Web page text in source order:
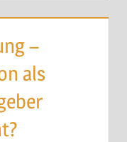
–
als